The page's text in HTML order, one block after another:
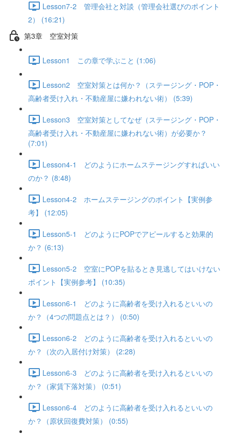
Lesson7-2 管理会社と対談（管理会社選びのポイント
2） (16:21)
第3章 空室対策
Lesson1 この章で学ぶこと (1:06)
Lesson2 空室対策とは何か？（ステージング・POP・
高齢者受け入れ・不動産屋に嫌われない術） (5:39)
Lesson3 空室対策としてなぜ（ステージング・POP・
高齢者受け入れ・不動産屋に嫌われない術）が必要か？
(7:01)
Lesson4-1 どのようにホームステージングすればいい
のか？ (8:48)
Lesson4-2 ホームステージングのポイント【実例参
考】 (12:05)
Lesson5-1 どのようにPOPでアピールすると効果的
か？ (6:13)
Lesson5-2 空室にPOPを貼るとき見逃してはいけない
ポイント【実例参考】 (10:35)
Lesson6-1 どのように高齢者を受け入れるといいの
か？（4つの問題点とは？） (0:50)
Lesson6-2 どのように高齢者を受け入れるといいの
か？（次の入居付け対策） (2:28)
Lesson6-3 どのように高齢者を受け入れるといいの
か？（家賃下落対策） (0:51)
Lesson6-4 どのように高齢者を受け入れるといいの
か？（原状回復費対策） (0:55)